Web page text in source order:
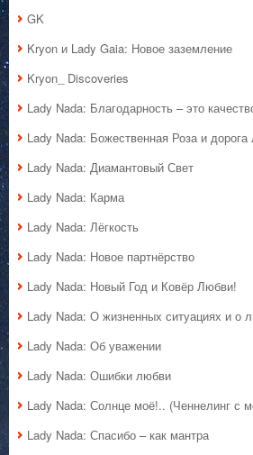
GK
Kryon и Lady Gaia: Новое заземление
Kryon_ Discoveries
Lady Nada: Благодарность – это
Lady Nada: Божественная Роза и
Lady Nada: Диамантовый Свет
Lady Nada: Карма
Lady Nada: Лёгкость
Lady Nada: Новое партнёрство
Lady Nada: Новый Год и Ковёр Любви!
Lady Nada: О жизненных ситуациях и о
Lady Nada: Об уважении
Lady Nada: Ошибки любви
Lady Nada: Солнце моё!.. (Ченнелинг с
Lady Nada: Спасибо – как мантра